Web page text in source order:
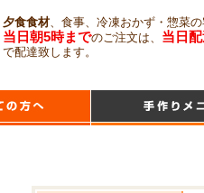
夕食食材、食事、冷凍おかず・惣菜
当日朝5時までのご注文は、 当日
で配達致します。